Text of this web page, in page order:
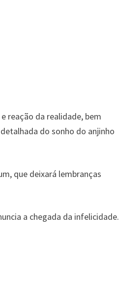
reação da realidade, bem
do sonho do anjinho
que deixará lembranças
a chegada da infelicidade.